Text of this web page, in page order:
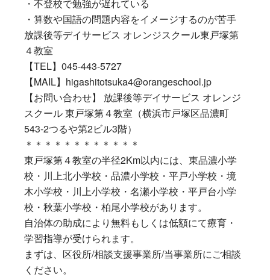
・不登校で勉強が遅れている
・算数や国語の問題内容をイメージするのが苦手
放課後等デイサービス オレンジスクール東戸塚第
４教室
【TEL】045-443-5727
【MAIL】higashitotsuka4@orangeschool.jp
【お問い合わせ】 放課後等デイサービス オレンジ
スクール 東戸塚第４教室（横浜市戸塚区品濃町
543-2つるや第2ビル3階）
＊＊＊＊＊＊＊＊＊＊＊＊
東戸塚第４教室の半径2Km以内には、東品濃小学
校・川上北小学校・品濃小学校・平戸小学校・境
木小学校・川上小学校・名瀬小学校・平戸台小学
校・秋葉小学校・柏尾小学校があります。
自治体の助成により無料もしくは低額にて療育・
学習指導が受けられます。
まずは、区役所/相談支援事業所/当事業所にご相談
ください。